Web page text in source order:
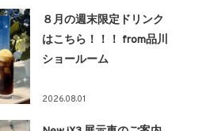
８月の週末限定ドリンク
はこちら！！！ from品川
ショールーム
2026.08.01